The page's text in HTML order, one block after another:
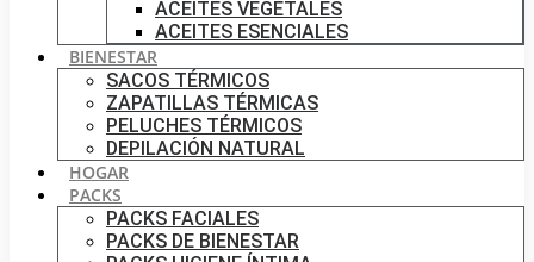
ACEITES VEGETALES
ACEITES ESENCIALES
BIENESTAR
SACOS TÉRMICOS
ZAPATILLAS TÉRMICAS
PELUCHES TÉRMICOS
DEPILACIÓN NATURAL
HOGAR
PACKS
PACKS FACIALES
PACKS DE BIENESTAR